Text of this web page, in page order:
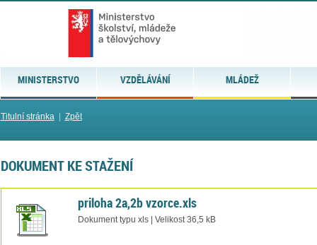
MINISTERSTVO VZDĚLÁVÁNÍ MLÁDEŽ
Titulní stránka| Zpět
DOKUMENT KE STAŽENÍ
priloha 2a,2b vzorce.xls
Dokument typu xls | Velikost 36,5 kB